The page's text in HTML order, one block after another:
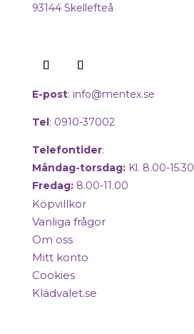
93144 Skellefteå
E-post: info@mentex.se
Tel: 0910-37002
Telefontider:
Måndag-torsdag:Kl. 8.00-15.30
Fredag:8.00-11.00
Köpvillkor
Vanliga frågor
Om oss
Mitt konto
Cookies
Klädvalet.se